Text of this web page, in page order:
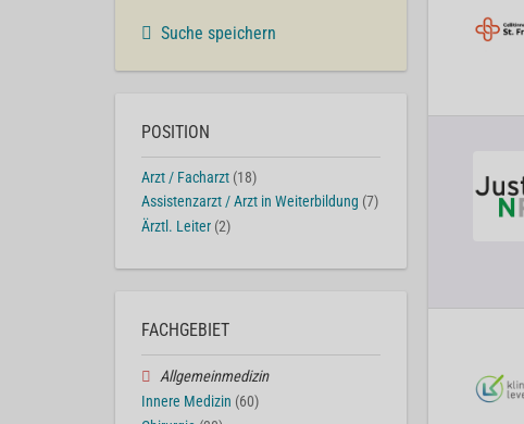
Suche speichern
POSITION
Arzt / Facharzt (18)
Assistenzarzt / Arzt in Weiterbildung (7)
Ärztl. Leiter (2)
FACHGEBIET
Allgemeinmedizin
Innere Medizin (60)